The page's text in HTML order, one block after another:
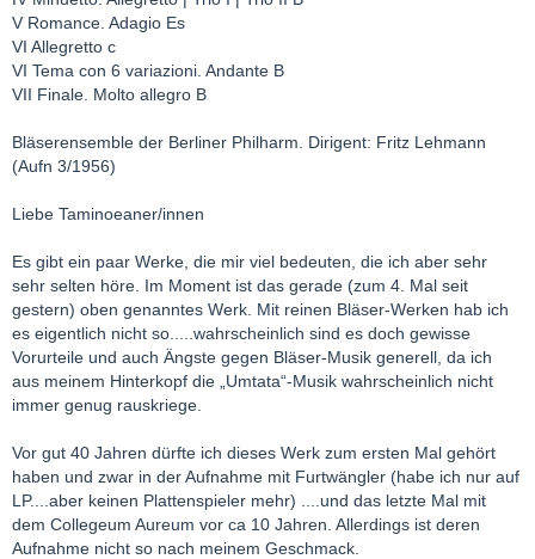
V Romance. Adagio Es
VI Allegretto c
VI Tema con 6 variazioni. Andante B
VII Finale. Molto allegro B
Bläserensemble der Berliner Philharm. Dirigent: Fritz Lehmann
(Aufn 3/1956)
Liebe Taminoeaner/innen
Es gibt ein paar Werke, die mir viel bedeuten, die ich aber sehr
sehr selten höre. Im Moment ist das gerade (zum 4. Mal seit
gestern) oben genanntes Werk. Mit reinen Bläser-Werken hab ich
es eigentlich nicht so.....wahrscheinlich sind es doch gewisse
Vorurteile und auch Ängste gegen Bläser-Musik generell, da ich
aus meinem Hinterkopf die „Umtata“-Musik wahrscheinlich nicht
immer genug rauskriege.
Vor gut 40 Jahren dürfte ich dieses Werk zum ersten Mal gehört
haben und zwar in der Aufnahme mit Furtwängler (habe ich nur auf
LP....aber keinen Plattenspieler mehr) ....und das letzte Mal mit
dem Collegeum Aureum vor ca 10 Jahren. Allerdings ist deren
Aufnahme nicht so nach meinem Geschmack.